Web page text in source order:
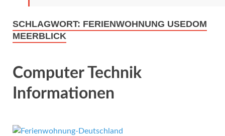
SCHLAGWORT: FERIENWOHNUNG USEDOM
MEERBLICK
Computer Technik
Informationen